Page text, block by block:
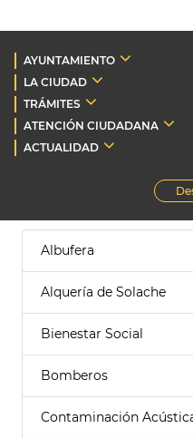
AYUNTAMIENTO
LA CIUDAD
TRÁMITES
ATENCIÓN CIUDADANA
ACTUALIDAD
Albufera
Alquería de Solache
Bienestar Social
Bomberos
Contaminación